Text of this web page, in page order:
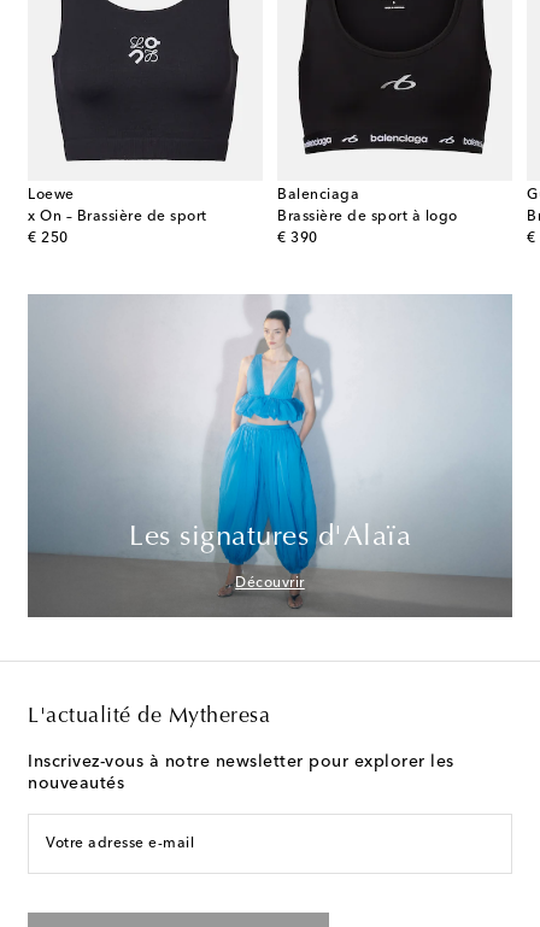
Loewe
x On – Brassière de sport
€ 250
original price
Balenciaga
Brassière de sport à logo
€ 390
original price €
Les signatures d'Alaïa
Découvrir
L'actualité de Mytheresa
Inscrivez-vous à notre newsletter pour explorer les
nouveautés
Votre adresse e-mail